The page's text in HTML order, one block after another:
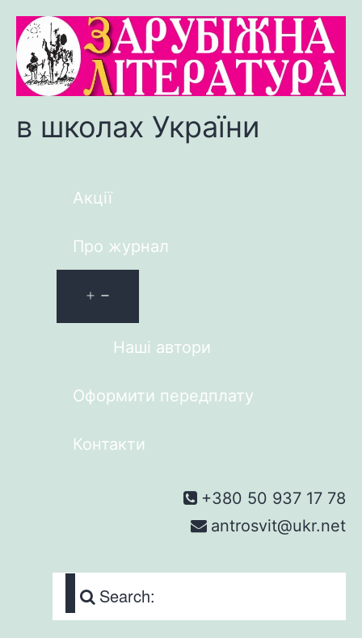
в школах України
Акції
Про журнал
Наші автори
Оформити передплату
Контакти
+380 50 937 17 78
antrosvit@ukr.net
Search: